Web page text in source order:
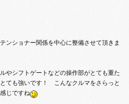
ンショナー関係を中心に整備させて頂きま
やシフトゲートなどの操作部がとても重た
ても強いです！ こんなクルマをさらっと
じですね